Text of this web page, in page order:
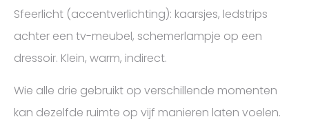
Sfeerlicht (accentverlichting): kaarsjes, ledstrips
achter een tv-meubel, schemerlampje op een
dressoir. Klein, warm, indirect.
Wie alle drie gebruikt op verschillende momenten
kan dezelfde ruimte op vijf manieren laten voelen.